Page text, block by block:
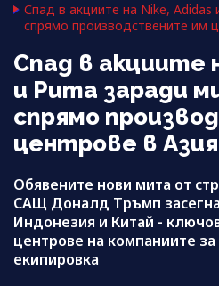
Спад в акциите на Nike, Adidas
спрямо производствените им
Спад в акциите
и Puma заради
спрямо
центрове в Азия
Обявените нови мита от
САЩ Доналд Тръмп
Индонезия и Китай -
центрове на компаниите за
екипировка